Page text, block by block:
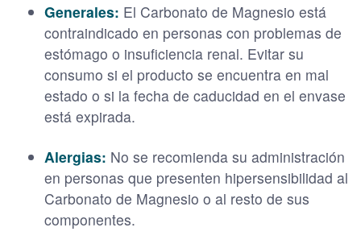
Generales: El Carbonato de Magnesio está
contraindicado en personas con problemas de
estómago o insuficiencia renal. Evitar su
consumo si el producto se encuentra en mal
estado o si la fecha de caducidad en el envase
está expirada.
Alergias: No se recomienda su administración
en personas que presenten hipersensibilidad al
Carbonato de Magnesio o al resto de sus
componentes.